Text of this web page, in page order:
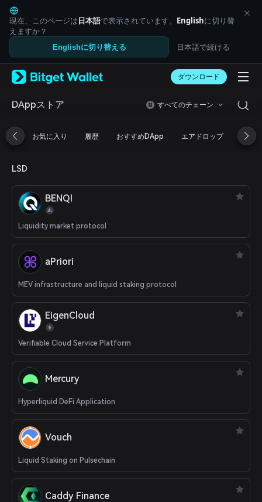
English
日本語
Tiếng Việt
Русский
Español (Latinoamérica)
Italiano
Deutsch
繁體中文
Português (Portugal)
ภาษาไทย
हिन्दी
Español
Português (Brasil)
Español (Argentina)
現在、このページは日本語で表示されています。 Englishに切り替
えますか？
Englishに切り替える 日本語で続ける
ダウンロード
DAppストア すべてのチェーン
お気に入り 履歴 おすすめDApp エアドロップ DeFi
LSD
BENQI
Liquidity market protocol
aPriori
MEV infrastructure and liquid staking protocol
EigenCloud
Verifiable Cloud Service Platform
Mercury
Hyperliquid DeFi Application
Vouch
Liquid Staking on Pulsechain
Caddy Finance